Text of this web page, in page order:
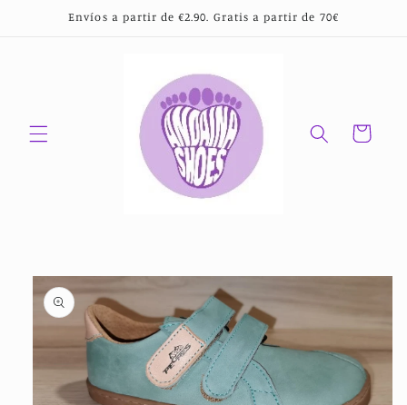
directamenteEnvíos a partir de €2.90. Gratis a partir de 70€
Carrito
directamente
información
del producto